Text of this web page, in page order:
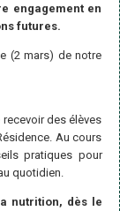
engagement en
futures.
(2 mars) de notre
des élèves
Au cours
pratiques pour
quotidien.
nutrition, dès le